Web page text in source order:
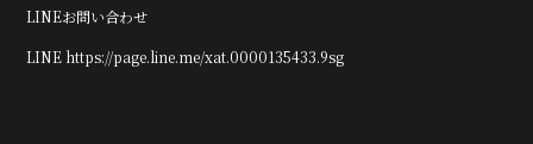
LINEお問い合わせ
LINE https://page.line.me/xat.0000135433.9sg